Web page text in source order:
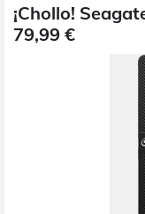
¡Chollo!
79,99 €